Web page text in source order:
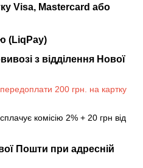
Visa, Mastercard або
(LiqPay)
з відділення Нової
200 грн. на картку
комісію 2% + 20 грн від
Пошти при адресній